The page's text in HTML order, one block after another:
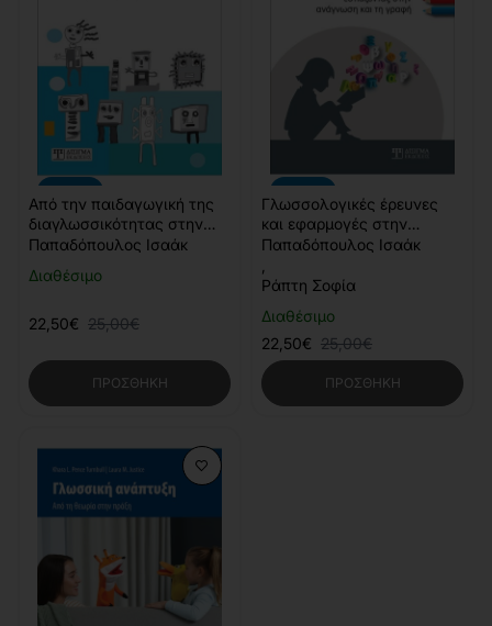
Διαθέσιμο
Από την παιδαγωγική της
διαγλωσσικότητας στην
παιδαγωγική της τάξης
Παπαδόπουλος Ισαάκ
22,50€ 25,00€
ΠΡΟΣΘΉΚΗ
Διαθέσιμο
Γλωσσολογικές έρευνες
και εφαρμογές στην
πολυδιάστατη
Παπαδόπουλος Ισαάκ
Ράπτη Σοφία
22,50€ 25,00€
ΠΡΟΣΘΉΚΗ